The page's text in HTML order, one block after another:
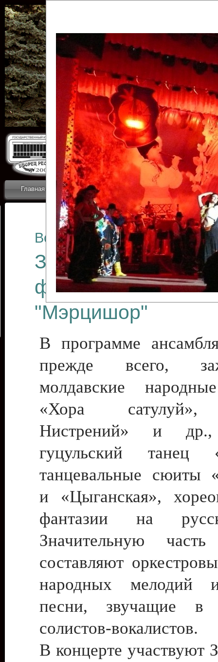
Главная Приветствие Коллективы Новости
ОТЧЕТЫ ГКЦ
Все отчеты
Закрытие
фестиваля
"Мэрцишор"
В программе
прежде всего,
молдавские
«Хора сатулуй»,
Нистрений» и
гуцульский танец
танцевальные сюиты
и «Цыганская»,
фантазии на
Значительную часть
составляют
народных мелодий
песни, звучащие в
солистов-вокалистов.
В концерте участвуют